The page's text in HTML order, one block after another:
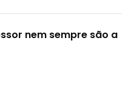
nem sempre são a